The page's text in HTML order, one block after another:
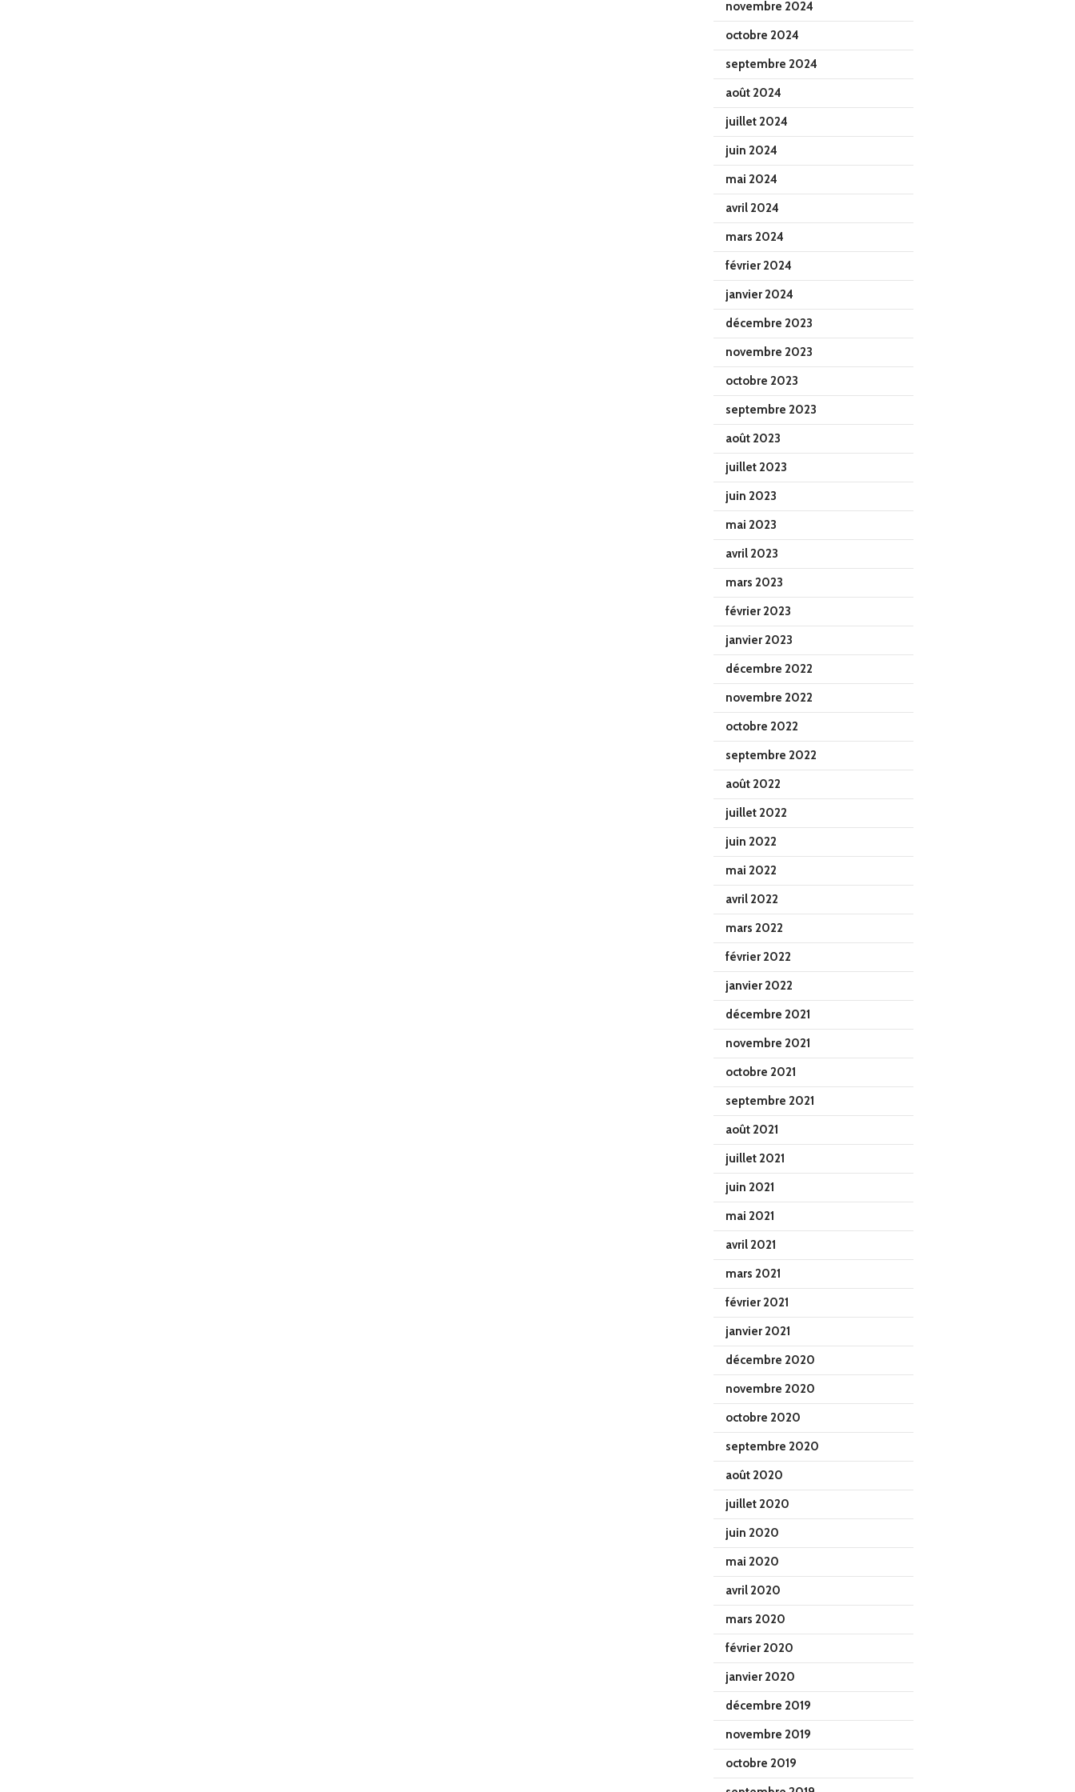
novembre 2024
octobre 2024
septembre 2024
août 2024
juillet 2024
juin 2024
mai 2024
avril 2024
mars 2024
février 2024
janvier 2024
décembre 2023
novembre 2023
octobre 2023
septembre 2023
août 2023
juillet 2023
juin 2023
mai 2023
avril 2023
mars 2023
février 2023
janvier 2023
décembre 2022
novembre 2022
octobre 2022
septembre 2022
août 2022
juillet 2022
juin 2022
mai 2022
avril 2022
mars 2022
février 2022
janvier 2022
décembre 2021
novembre 2021
octobre 2021
septembre 2021
août 2021
juillet 2021
juin 2021
mai 2021
avril 2021
mars 2021
février 2021
janvier 2021
décembre 2020
novembre 2020
octobre 2020
septembre 2020
août 2020
juillet 2020
juin 2020
mai 2020
avril 2020
mars 2020
février 2020
janvier 2020
décembre 2019
novembre 2019
octobre 2019